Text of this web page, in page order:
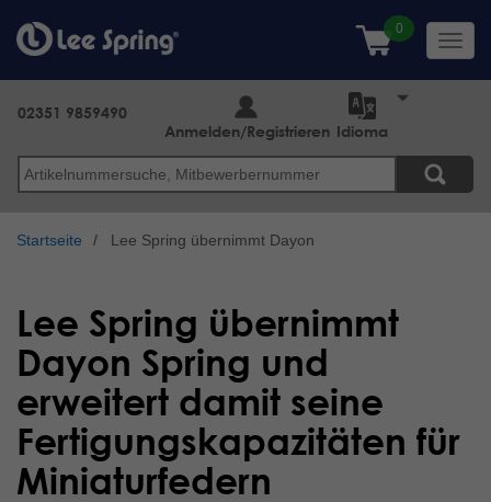
zum
Inhalt
Suche
02351 9859490
Anmelden/RegistrierenIdioma
Startseite Lee Spring übernimmt Dayon
Lee Spring übernimmt
Dayon Spring und
erweitert damit seine
Fertigungskapazitäten für
Miniaturfedern